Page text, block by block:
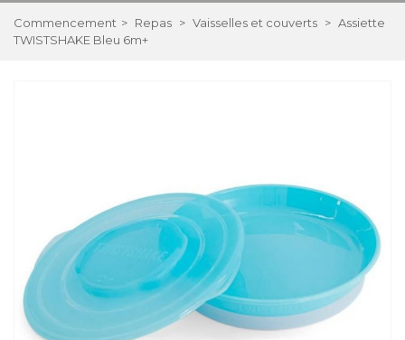
Commencement > Repas > Vaisselles et couverts > Assiette
TWISTSHAKE Bleu 6m+